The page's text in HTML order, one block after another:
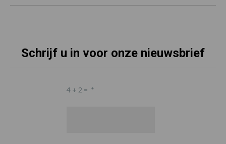
Schrijf u in voor onze nieuwsbrief
4 + 2 = *